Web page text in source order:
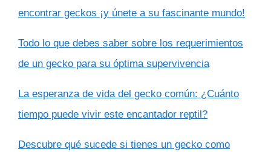
encontrar geckos ¡y únete a su fascinante mundo!
Todo lo que debes saber sobre los requerimientos
de un gecko para su óptima supervivencia
La esperanza de vida del gecko común: ¿Cuánto
tiempo puede vivir este encantador reptil?
Descubre qué sucede si tienes un gecko como